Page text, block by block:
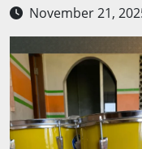
November 21,